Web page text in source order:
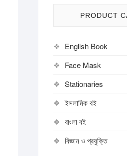
PRODUCT
English Book
Face Mask
Stationaries
ইসলামিক বই
বাংলা বই
বিজ্ঞান ও প্রযুক্তি